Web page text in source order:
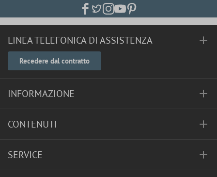
LINEA TELEFONICA DI ASSISTENZA
Recedere dal contratto
INFORMAZIONE
CONTENUTI
SERVICE